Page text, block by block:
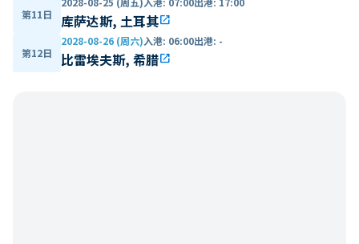
第11日 库萨达斯, 土耳其open_in_new
第12日
2028-08-26 (周六)入港: 06:00出港: -
比雷埃夫斯, 希腊open_in_new